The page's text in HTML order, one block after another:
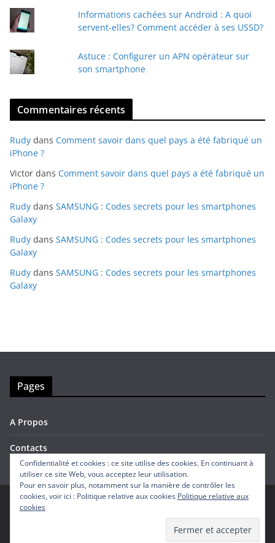
Informations cachées sur Android : A quoi
servent-elles? Comment accéder à ses USSD?
Astuce : Configurer un APN opérateur sur
son smartphone
Commentaires récents
Rudy dans Comment savoir dans quel pays a été fabriqué un
iPhone ?
Victor dans Comment savoir dans quel pays a été fabriqué un
iPhone ?
Rudy dans SAMSUNG : Codes secrets pour les smartphones
Galaxy
Rudy dans SAMSUNG : Codes secrets pour les smartphones
Galaxy
Rudy dans SAMSUNG : Codes secrets pour les smartphones
Galaxy
Pages
A Propos
Contacts
. Tous droits réservés.
par ThemeGrill. Propulsé parWordPress
Confidentialité et cookies : ce site utilise des cookies. En continuant à
utiliser ce site Web, vous acceptez leur utilisation.
Pour en savoir plus, notamment sur la manière de contrôler les
cookies, voir ici : Politique relative aux cookies Politique relative aux
cookies